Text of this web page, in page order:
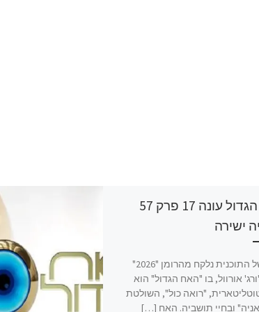
האח הגדול עונה 17 פרק 57
ישירה
שמה של התוכנית נלקח מהרומן "2026"
אורוול, בו "האח הגדול" הוא
"רואה כול", השולטת
ובחיי תושביה. האח […]